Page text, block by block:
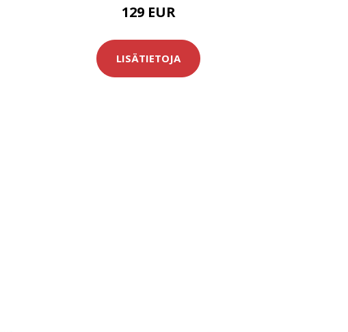
129 EUR
LISÄTIETOJA